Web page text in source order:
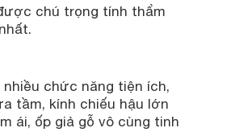
chú trọng tính thẩm
chức năng tiện ích,
tầm, kính chiếu hậu lớn
ái, ốp giả gỗ vô cùng tinh